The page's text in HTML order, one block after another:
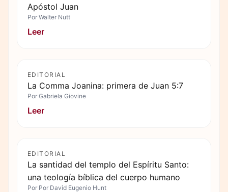
Apóstol Juan
Por Walter Nutt
Leer
EDITORIAL
La Comma Joanina: primera de Juan 5:7
Por Gabriela Giovine
Leer
EDITORIAL
La santidad del templo del Espíritu Santo:
una teología bíblica del cuerpo humano
Por Por David Eugenio Hunt